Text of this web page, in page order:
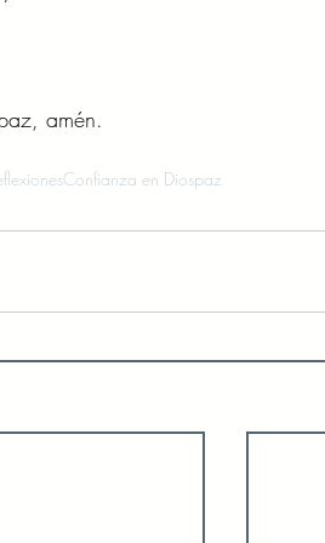
amén.
Confianza en Diospaz